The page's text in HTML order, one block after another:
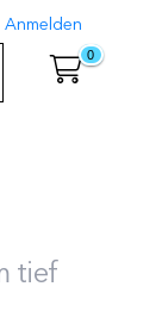
Anmelden
0
tief